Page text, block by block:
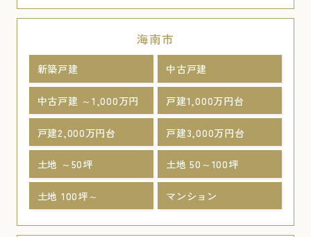
海南市
新築戸建 中古戸建
中古戸建 ～1,000万円 戸建1,000万円台
戸建2,000万円台 戸建3,000万円台
土地 ～50坪 土地 50～100坪
土地 100坪～ マンション